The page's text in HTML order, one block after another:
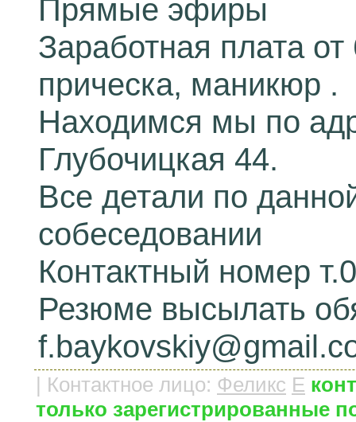
Прямые эфиры
Заработная плата
прическа, маникюр .
Находимся мы по
Глубочицкая 44.
Все детали по
собеседовании
Контактный номер
Резюме высылать
| Контактное лицо: Феликс E
только зарегистрированные